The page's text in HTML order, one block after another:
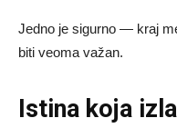
Jedno je sigurno — kraj
biti veoma važan.
Istina koja